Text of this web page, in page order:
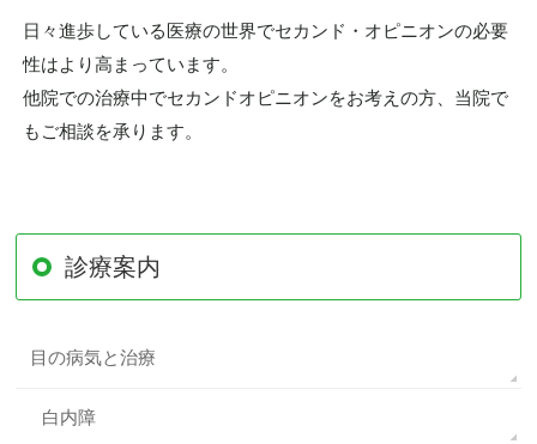
日々進歩している医療の世界でセカンド・オピニオンの必要
性はより高まっています。
他院での治療中でセカンドオピニオンをお考えの方、当院で
もご相談を承ります。
診療案内
目の病気と治療
白内障